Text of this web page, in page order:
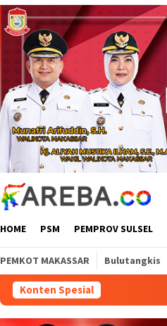
HOME PSM PEMPROV SULSEL
PEMKOT MAKASSAR Bulutangkis
Konten Spesial